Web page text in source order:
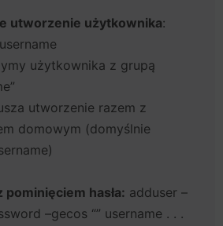
utworzenie użytkownika:
użytkownika z grupą
utworzenie razem z
domowym (domyślnie
hasła: adduser –
–gecos “” username . . .